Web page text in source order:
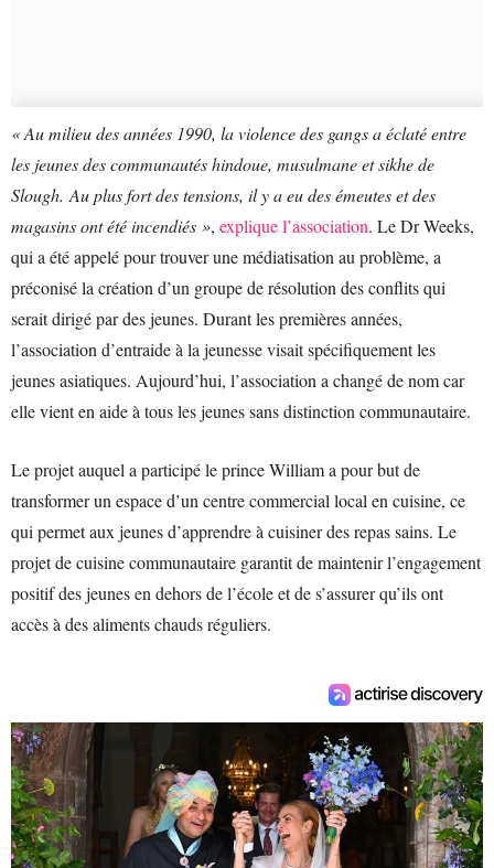
« Au milieu des années 1990, la violence des gangs a éclaté entre
les jeunes des communautés hindoue, musulmane et sikhe de
Slough. Au plus fort des tensions, il y a eu des émeutes et des
magasins ont été incendiés », explique l’association. Le Dr Weeks,
qui a été appelé pour trouver une médiatisation au problème, a
préconisé la création d’un groupe de résolution des conflits qui
serait dirigé par des jeunes. Durant les premières années,
l’association d’entraide à la jeunesse visait spécifiquement les
jeunes asiatiques. Aujourd’hui, l’association a changé de nom car
elle vient en aide à tous les jeunes sans distinction communautaire.
Le projet auquel a participé le prince William a pour but de
transformer un espace d’un centre commercial local en cuisine, ce
qui permet aux jeunes d’apprendre à cuisiner des repas sains. Le
projet de cuisine communautaire garantit de maintenir l’engagement
positif des jeunes en dehors de l’école et de s’assurer qu’ils ont
accès à des aliments chauds réguliers.